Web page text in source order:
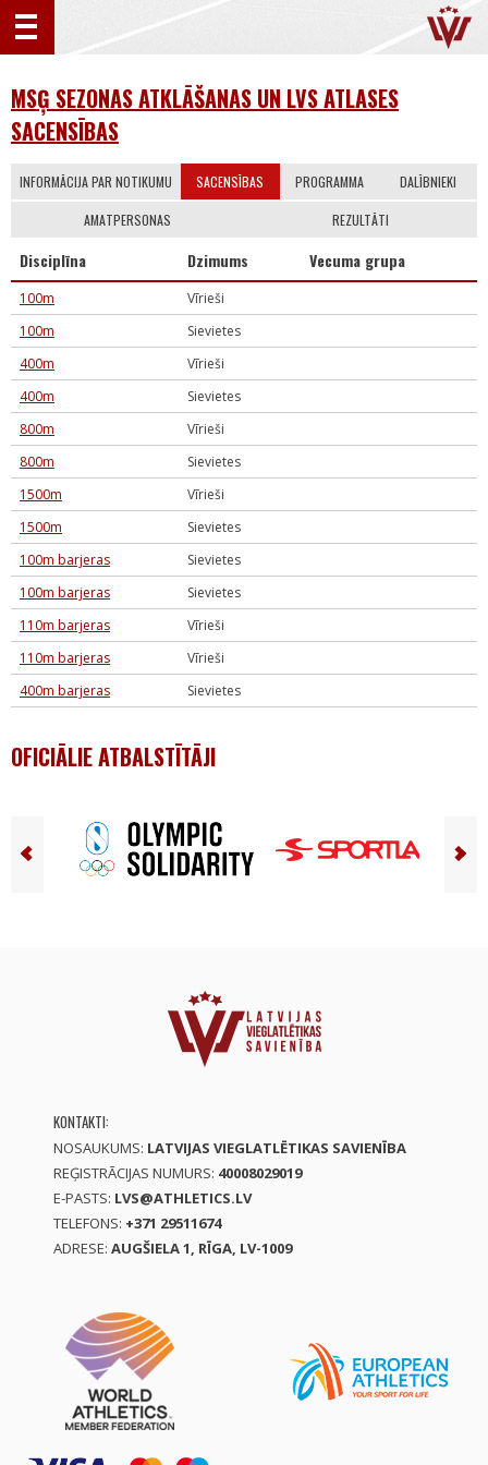
MSĢ SEZONAS ATKLĀŠANAS UN LVS ATLASES
SACENSĪBAS
INFORMĀCIJA PAR NOTIKUMU SACENSĪBAS PROGRAMMA DALĪBNIEKI
AMATPERSONAS REZULTĀTI
Disciplīna Dzimums Vecuma grupa
100m
Vīrieši
100m
Sievietes
400m
Vīrieši
400m
Sievietes
800m
Vīrieši
800m
Sievietes
1500m
Vīrieši
1500m
Sievietes
100m barjeras
Sievietes
100m barjeras
Sievietes
110m barjeras
Vīrieši
110m barjeras
Vīrieši
400m barjeras
Sievietes
OFICIĀLIE ATBALSTĪTĀJI
KONTAKTI:
NOSAUKUMS: LATVIJAS VIEGLATLĒTIKAS SAVIENĪBA
REĢISTRĀCIJAS NUMURS: 40008029019
E-PASTS: LVS@ATHLETICS.LV
TELEFONS: +371 29511674
ADRESE: AUGŠIELA 1, RĪGA, LV-1009